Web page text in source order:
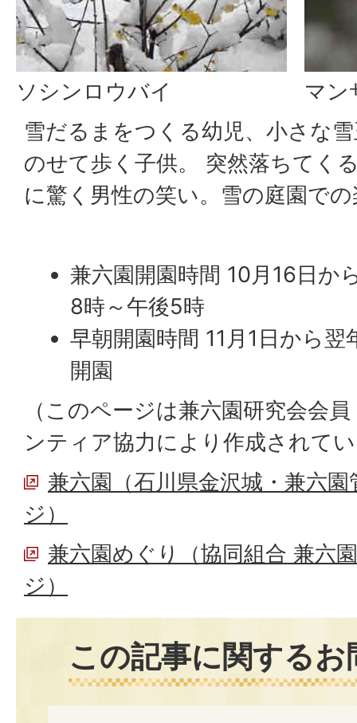
ソシンロウバイ
マン
雪だるまをつくる幼児、小さな
のせて歩く子供。 突然落ちてく
に驚く男性の笑い。雪の庭園で
兼六園開園時間 10月16日か
8時～午後5時
早朝開園時間 11月1日から
開園
（このページは兼六園研究会会
ンティア協力により作成されて
兼六園（石川県金沢城・兼六
ジ）
兼六園めぐり（協同組合 兼六
ジ）
この記事に関する